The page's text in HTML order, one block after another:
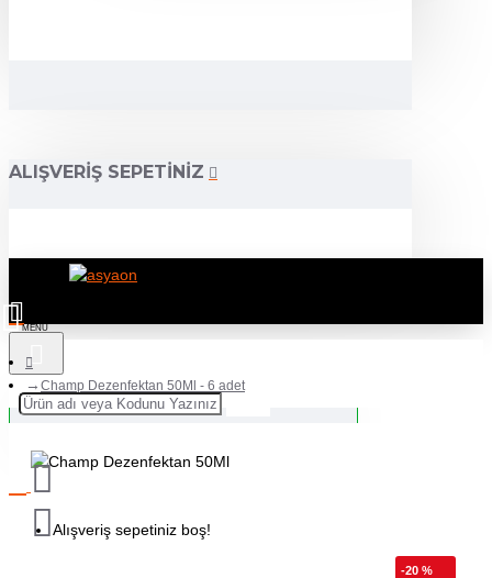
ALIŞVERIŞ SEPETINIZ
Alışveriş sepetiniz boş!
Champ Dezenfektan 50Ml - 6 adet
-20 %